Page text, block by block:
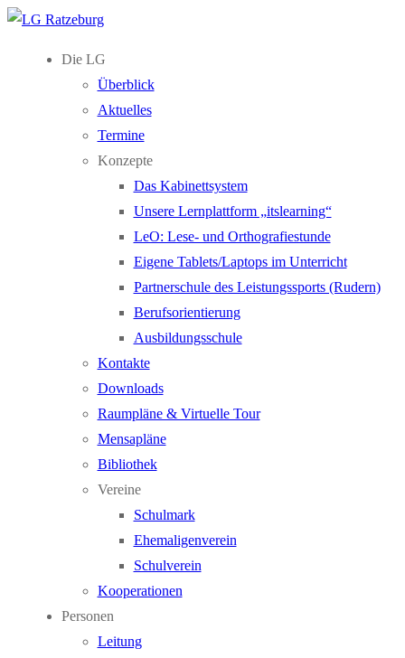
Zum
Menü
Schließen
Die LG
Überblick
Aktuelles
Termine
Konzepte
Das Kabinettsystem
Unsere Lernplattform „itslearning“
LeO: Lese- und Orthografiestunde
Eigene Tablets/Laptops im Unterricht
Partnerschule des Leistungssports (Rudern)
Berufsorientierung
Ausbildungsschule
Kontakte
Downloads
Raumpläne & Virtuelle Tour
Mensapläne
Bibliothek
Vereine
Schulmark
Ehemaligenverein
Schulverein
Kooperationen
Personen
Leitung